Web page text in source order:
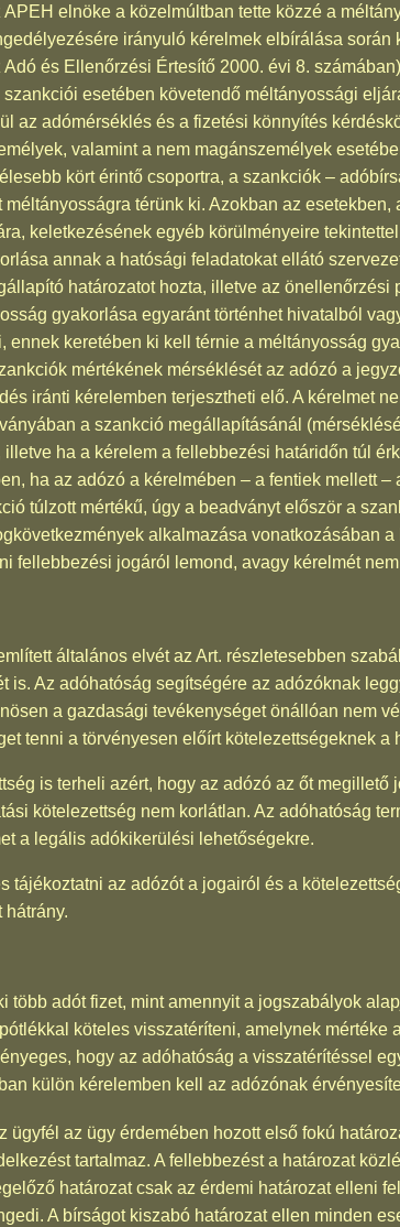
APEH elnöke a közelmúltban tette közzé a
irányuló kérelmek elbírálása
és Ellenőrzési Értesítő 2000. évi 8.
esetében követendő méltányossági
az adómérséklés és a fizetési könnyítés
valamint a nem magánszemélyek
kört érintő csoportra, a szankciók –
térünk ki. Azokban az esetekben,
keletkezésének egyéb körülményeire
annak a hatósági feladatokat ellátó
határozatot hozta, illetve az önellenőrzési
gyakorlása egyaránt történhet hivatalból
keretében ki kell térnie a méltányosság
mértékének mérséklését az adózó a
iránti kérelemben terjesztheti elő. A kérelmet
a szankció megállapításánál
ha a kérelem a fellebbezési határidőn túl
ha az adózó a kérelmében – a fentiek mellett
túlzott mértékű, úgy a beadványt először a
alkalmazása vonatkozásában
fellebbezési jogáról lemond, avagy kérelmét
általános elvét az Art. részletesebben
is. Az adóhatóság segítségére az adózóknak
a gazdasági tevékenységet önállóan nem
tenni a törvényesen előírt kötelezettségeknek a
is terheli azért, hogy az adózó az őt megillető
kötelezettség nem korlátlan. Az adóhatóság
a legális adókikerülési lehetőségekre.
tájékoztatni az adózót a jogairól és a
hátrány.
több adót fizet, mint amennyit a jogszabályok
köteles visszatéríteni, amelynek mértéke
hogy az adóhatóság a visszatérítéssel
külön kérelemben kell az adózónak
ügyfél az ügy érdemében hozott első fokú
tartalmaz. A fellebbezést a határozat
határozat csak az érdemi határozat elleni
A bírságot kiszabó határozat ellen minden